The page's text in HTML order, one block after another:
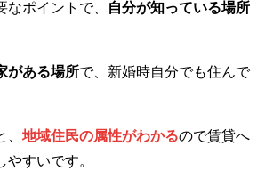
ポイントで、
自分が知っている場所
がある場所で、新婚時自分でも住んで
地域住民の属性がわかるので賃貸へ
すいです。